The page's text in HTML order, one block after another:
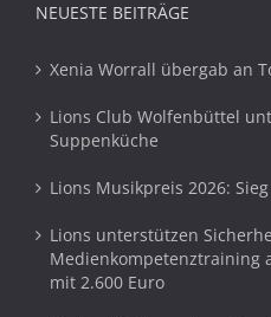
NEUESTE BEITRÄGE
Xenia Worrall übergab an
Lions Club Wolfenbüttel
Suppenküche
Lions Musikpreis 2026:
Lions unterstützen
Medienkompetenztraining
mit 2.600 Euro